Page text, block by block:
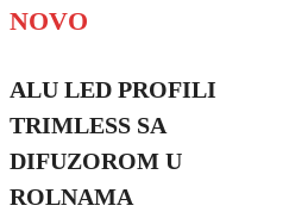
NOVO
ALU LED PROFILI
TRIMLESS SA
DIFUZOROM U
ROLNAMA